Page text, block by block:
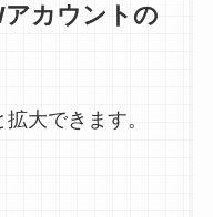
カウントの
大できます。